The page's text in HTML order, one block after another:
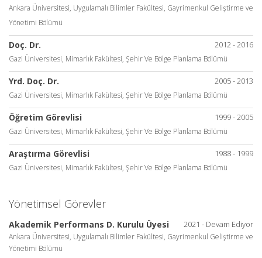
Ankara Üniversitesi, Uygulamalı Bilimler Fakültesi, Gayrimenkul Geliştirme ve
Yönetimi Bölümü
2012 - 2016
Doç. Dr.
Gazi Üniversitesi, Mimarlık Fakültesi, Şehir Ve Bölge Planlama Bölümü
2005 - 2013
Yrd. Doç. Dr.
Gazi Üniversitesi, Mimarlık Fakültesi, Şehir Ve Bölge Planlama Bölümü
1999 - 2005
Öğretim Görevlisi
Gazi Üniversitesi, Mimarlık Fakültesi, Şehir Ve Bölge Planlama Bölümü
1988 - 1999
Araştırma Görevlisi
Gazi Üniversitesi, Mimarlık Fakültesi, Şehir Ve Bölge Planlama Bölümü
Yönetimsel Görevler
2021 - Devam Ediyor
Akademik Performans D. Kurulu Üyesi
Ankara Üniversitesi, Uygulamalı Bilimler Fakültesi, Gayrimenkul Geliştirme ve
Yönetimi Bölümü